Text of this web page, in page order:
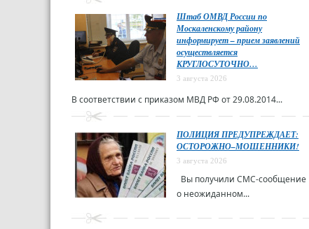
Штаб ОМВД России по
Москаленскому району
информирует – прием заявлений
осуществляется
КРУГЛОСУТОЧНО…
3 августа 2026
В соответствии с приказом МВД РФ от 29.08.2014...
ПОЛИЦИЯ ПРЕДУПРЕЖДАЕТ:
ОСТОРОЖНО–МОШЕННИКИ!
3 августа 2026
Вы получили СМС-сообщение
о неожиданном...